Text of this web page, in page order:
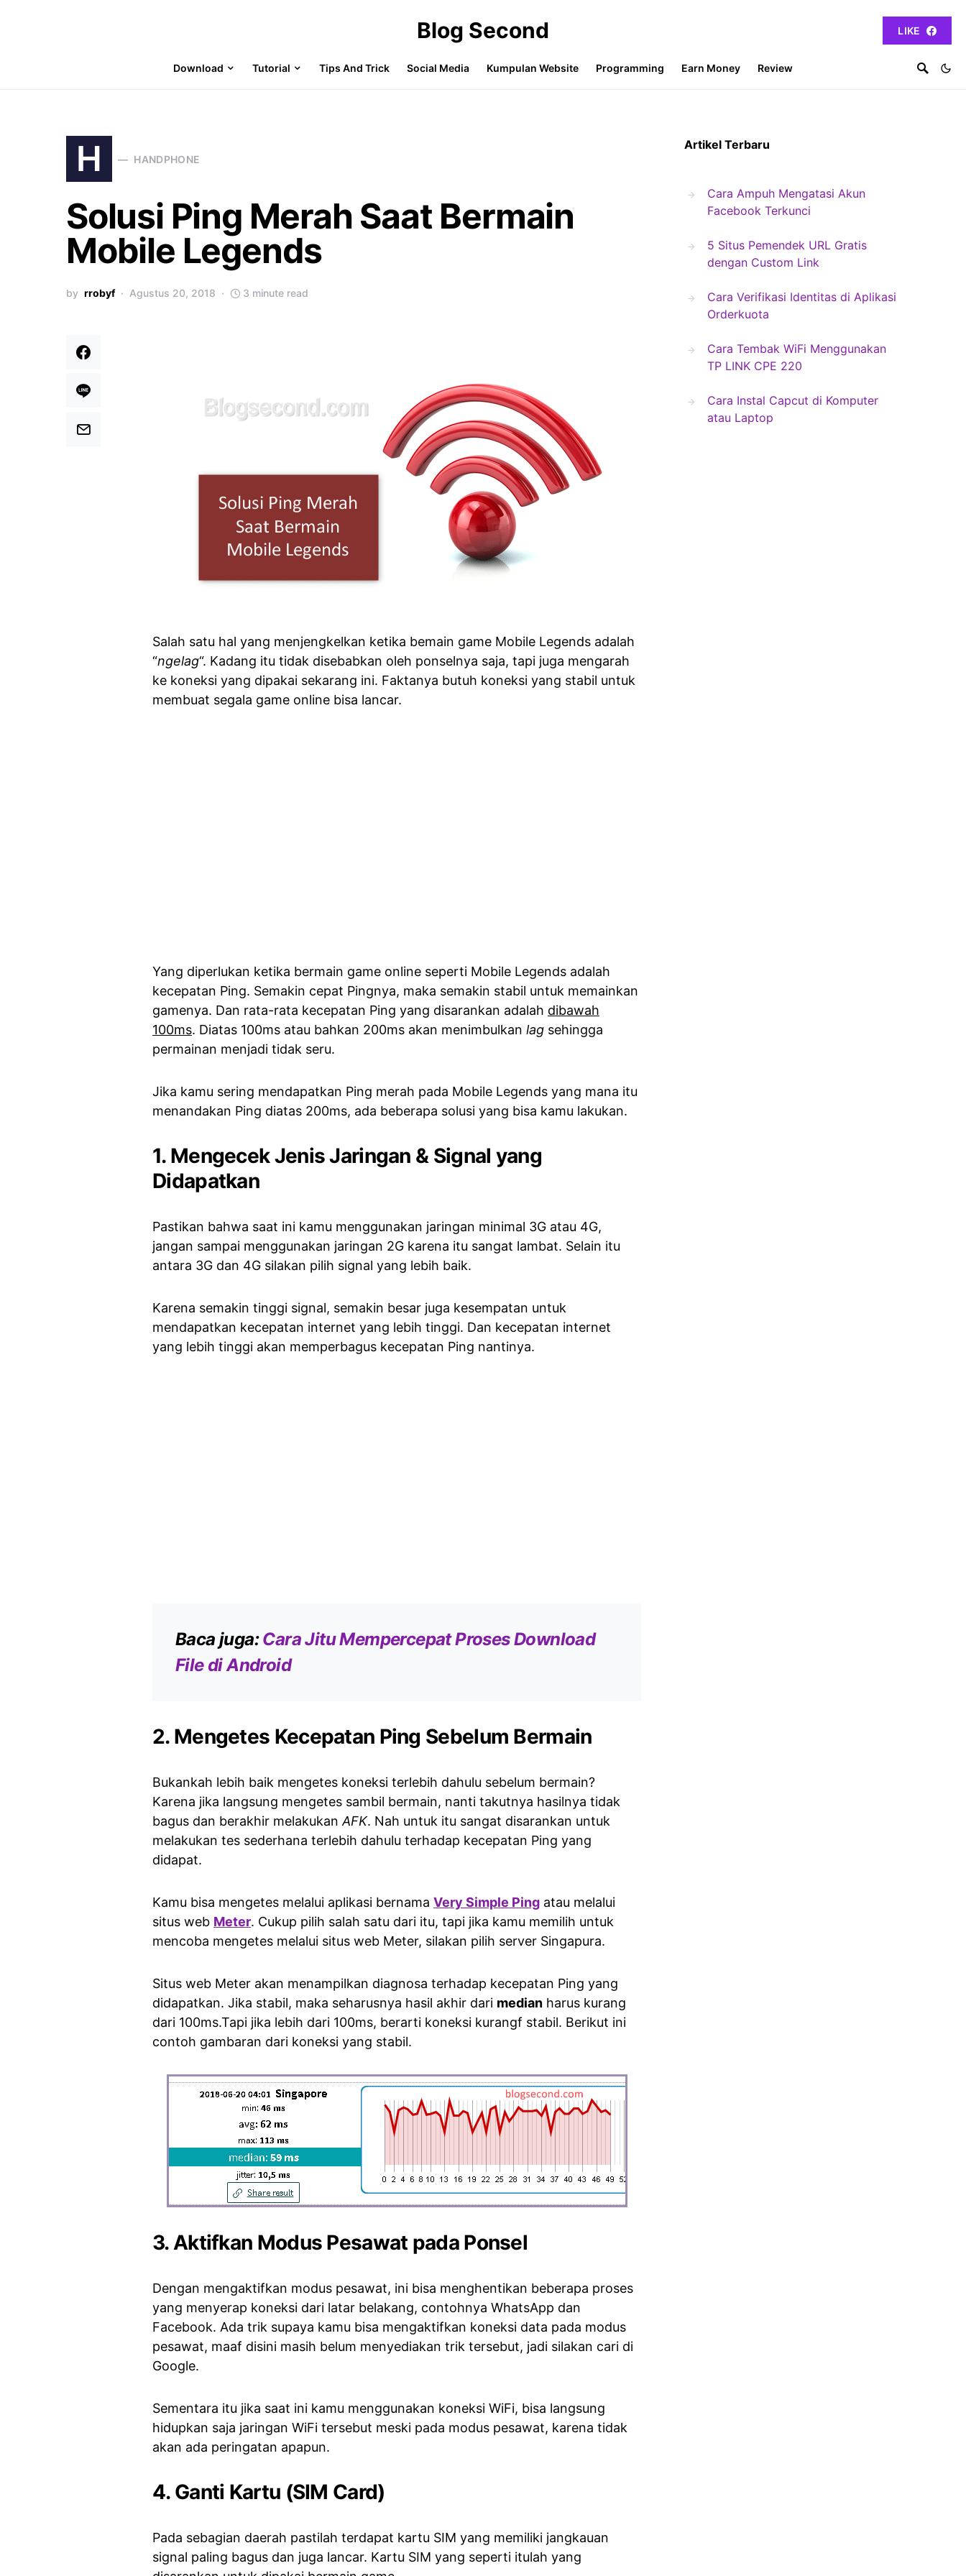
Blog Second LIKE
Download Tutorial Tips And Trick Social Media Kumpulan Website Programming Earn Money Review
H HANDPHONE
Solusi Ping Merah Saat Bermain
Mobile Legends
by rrobyf Agustus 20, 2018 3 minute read
Salah satu hal yang menjengkelkan ketika bemain game Mobile Legends adalah
“ngelag“. Kadang itu tidak disebabkan oleh ponselnya saja, tapi juga mengarah
ke koneksi yang dipakai sekarang ini. Faktanya butuh koneksi yang stabil untuk
membuat segala game online bisa lancar.
Yang diperlukan ketika bermain game online seperti Mobile Legends adalah
kecepatan Ping. Semakin cepat Pingnya, maka semakin stabil untuk memainkan
gamenya. Dan rata-rata kecepatan Ping yang disarankan adalah dibawah
100ms. Diatas 100ms atau bahkan 200ms akan menimbulkan lag sehingga
permainan menjadi tidak seru.
Jika kamu sering mendapatkan Ping merah pada Mobile Legends yang mana itu
menandakan Ping diatas 200ms, ada beberapa solusi yang bisa kamu lakukan.
1. Mengecek Jenis Jaringan & Signal yang
Didapatkan
Pastikan bahwa saat ini kamu menggunakan jaringan minimal 3G atau 4G,
jangan sampai menggunakan jaringan 2G karena itu sangat lambat. Selain itu
antara 3G dan 4G silakan pilih signal yang lebih baik.
Karena semakin tinggi signal, semakin besar juga kesempatan untuk
mendapatkan kecepatan internet yang lebih tinggi. Dan kecepatan internet
yang lebih tinggi akan memperbagus kecepatan Ping nantinya.
Baca juga:Cara Jitu Mempercepat Proses Download
File di Android
2. Mengetes Kecepatan Ping Sebelum Bermain
Bukankah lebih baik mengetes koneksi terlebih dahulu sebelum bermain?
Karena jika langsung mengetes sambil bermain, nanti takutnya hasilnya tidak
bagus dan berakhir melakukan AFK. Nah untuk itu sangat disarankan untuk
melakukan tes sederhana terlebih dahulu terhadap kecepatan Ping yang
didapat.
Kamu bisa mengetes melalui aplikasi bernama Very Simple Ping atau melalui
situs web Meter. Cukup pilih salah satu dari itu, tapi jika kamu memilih untuk
mencoba mengetes melalui situs web Meter, silakan pilih server Singapura.
Situs web Meter akan menampilkan diagnosa terhadap kecepatan Ping yang
didapatkan. Jika stabil, maka seharusnya hasil akhir dari median harus kurang
dari 100ms.Tapi jika lebih dari 100ms, berarti koneksi kurangf stabil. Berikut ini
contoh gambaran dari koneksi yang stabil.
3. Aktifkan Modus Pesawat pada Ponsel
Dengan mengaktifkan modus pesawat, ini bisa menghentikan beberapa proses
yang menyerap koneksi dari latar belakang, contohnya WhatsApp dan
Facebook. Ada trik supaya kamu bisa mengaktifkan koneksi data pada modus
pesawat, maaf disini masih belum menyediakan trik tersebut, jadi silakan cari di
Google.
Sementara itu jika saat ini kamu menggunakan koneksi WiFi, bisa langsung
hidupkan saja jaringan WiFi tersebut meski pada modus pesawat, karena tidak
akan ada peringatan apapun.
4. Ganti Kartu (SIM Card)
Pada sebagian daerah pastilah terdapat kartu SIM yang memiliki jangkauan
signal paling bagus dan juga lancar. Kartu SIM yang seperti itulah yang
Artikel Terbaru
Cara Ampuh Mengatasi Akun
Facebook Terkunci
5 Situs Pemendek URL Gratis
dengan Custom Link
Cara Verifikasi Identitas di Aplikasi
Orderkuota
Cara Tembak WiFi Menggunakan
TP LINK CPE 220
Cara Instal Capcut di Komputer
atau Laptop